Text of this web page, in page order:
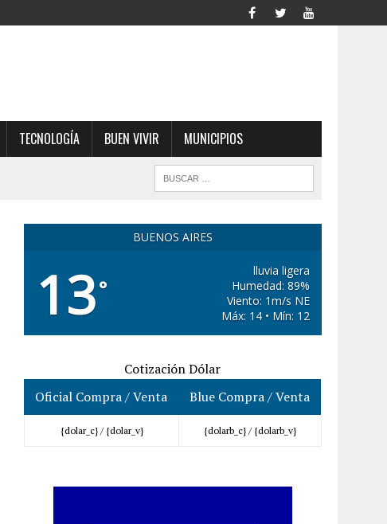
TECNOLOGÍA BUEN VIVIR MUNICIPIOS
BUENOS AIRES
13°
lluvia ligera
Humedad: 89%
Viento: 1m/s NE
Máx: 14 • Mín: 12
Cotización Dólar
Oficial Compra / Venta
Blue Compra / Venta
{dolar_c} / {dolar_v} {dolarb_c} / {dolarb_v}